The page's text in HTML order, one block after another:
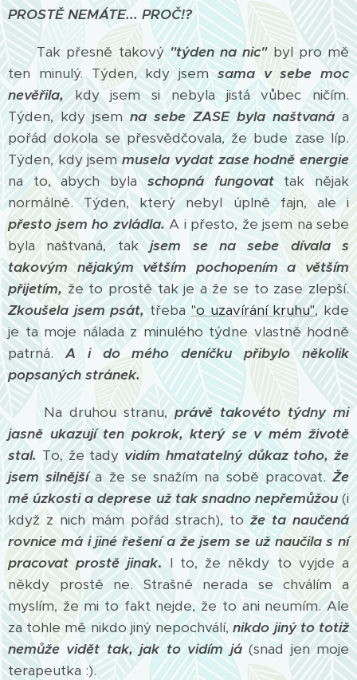
PROSTĚ NEMÁTE... PROČ!?
Tak přesně takový"týden na nic"byl pro mě
ten minulý. Týden, kdy jsemsama v sebe moc
nevěřila,
kdy jsem si nebyla jistá vůbec ničím.
Týden, kdy jsemna sebe ZASE byla naštvaná a
pořád dokola se přesvědčovala, že bude zase líp.
Týden, kdy jsemmusela vydat zase hodně energie
na to, abych bylaschopná fungovattak nějak
normálně. Týden, který nebyl úplně fajn, ale i
přesto jsem ho zvládla. A i přesto, že jsem na sebe
byla naštvaná, takjsem se na sebe dívala s
takovým nějakým větším pochopením a větším
přijetím, že to prostě tak je a že se to zase zlepší.
Zkoušela jsem psát, třeba"o uzavírání kruhu", kde
je ta moje nálada z minulého týdne vlastně hodně
patrná.A i do mého deníčku přibylo několik
popsaných stránek.
Na druhou stranu,právě takovéto týdny mi
jasně ukazují ten pokrok, který se v mém životě
stal. To, že tady vidím hmatatelný důkaz toho, že
jsem silnější a že se snažím na sobě pracovat. Že
mě úzkosti a deprese už tak snadno nepřemůžou (i
když z nich mám pořád strach), tože ta naučená
rovnice má i jiné řešení a že jsem se už naučila s ní
pracovat prostě jinak.I to, že někdy to vyjde a
někdy prostě ne. Strašně nerada se chválím a
myslím, že mi to fakt nejde, že to ani neumím. Ale
za tohle mě nikdo jiný nepochválí, nikdo jiný to totiž
nemůže vidět tak, jak to vidím já (snad jen moje
terapeutka :).